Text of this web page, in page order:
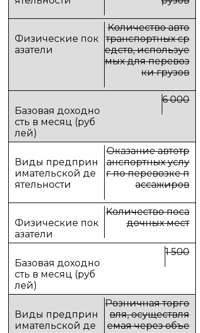
Количество авто
транспортных ср
едств, используе
мых для перевоз
ки грузов
6 000
Оказание автотр
анспортных услу
г по перевозке п
ассажиров
Количество поса
дочных мест
1 500
Розничная торго
вля, осуществля
емая через объе